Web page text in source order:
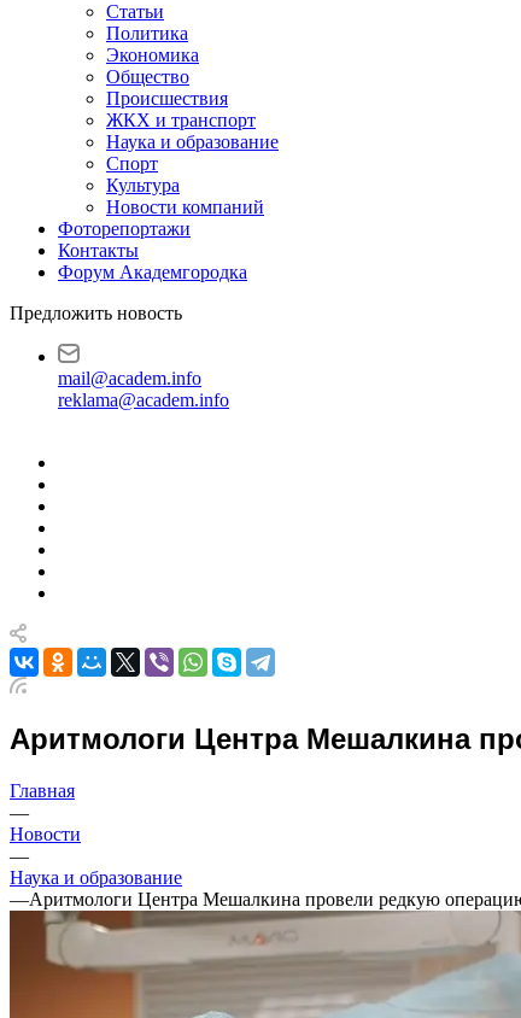
Статьи
Политика
Экономика
Общество
Происшествия
ЖКХ и транспорт
Наука и образование
Спорт
Культура
Новости компаний
Фоторепортажи
Контакты
Форум Академгородка
Предложить новость
mail@academ.info
reklama@academ.info
Аритмологи Центра Мешалкина
Главная
—
Новости
—
Наука и образование
—Аритмологи Центра Мешалкина провели редкую